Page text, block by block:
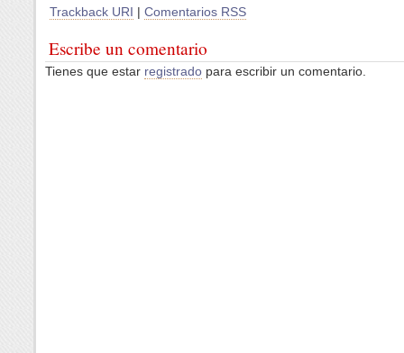
Trackback URI | Comentarios RSS
Escribe un comentario
Tienes que estar registrado para escribir un comentario.